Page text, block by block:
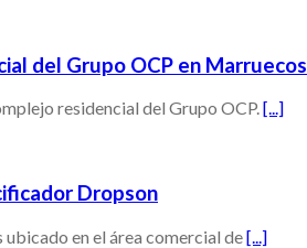
del Grupo OCP en Marruecos
residencial del Grupo OCP.[...]
Dropson
en el área comercial de[...]